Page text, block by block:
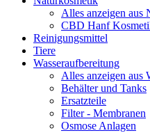
Alles anzeigen aus
CBD Hanf
Reinigungsmittel
Tiere
Wasseraufbereitung
Alles anzeigen aus
Behälter und Tanks
Ersatzteile
Filter - Membranen
Osmose Anlagen